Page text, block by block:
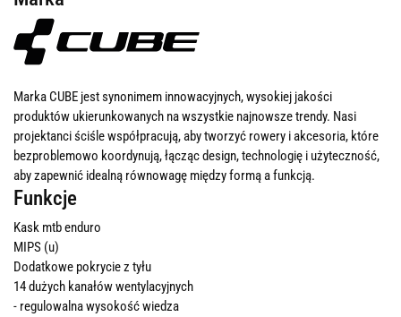
Marka CUBE jest synonimem innowacyjnych, wysokiej jakości
produktów ukierunkowanych na wszystkie najnowsze trendy. Nasi
projektanci ściśle współpracują, aby tworzyć rowery i akcesoria, które
bezproblemowo koordynują, łącząc design, technologię i użyteczność,
aby zapewnić idealną równowagę między formą a funkcją.
Funkcje
Kask mtb enduro
MIPS (u)
Dodatkowe pokrycie z tyłu
14 dużych kanałów wentylacyjnych
- regulowalna wysokość wiedza